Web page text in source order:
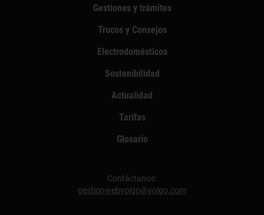
Gestiones y trámites
Trucos y Consejos
Electrodomésticos
Sostenibilidad
Actualidad
Tarifas
Glosario
Contáctanos:
gestionwebyoigo@yoigo.com